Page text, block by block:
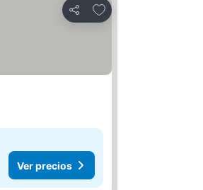
Compartir
Añadir a favoritos
Ver precios